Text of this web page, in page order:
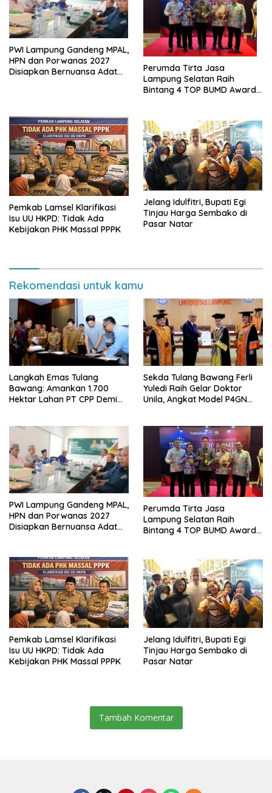
PWI Lampung Gandeng MPAL,
HPN dan Porwanas 2027
Disiapkan Bernuansa Adat
Perumda Tirta Jasa
Lampung Selatan Raih
Bintang 4 TOP BUMD Awards
Pemkab Lamsel Klarifikasi
Isu UU HKPD: Tidak Ada
Kebijakan PHK Massal PPPK
Jelang Idulfitri, Bupati Egi
Tinjau Harga Sembako di
Pasar Natar
Rekomendasi untuk kamu
Langkah Emas Tulang
Bawang: Amankan 1.700
Hektar Lahan PT CPP Demi
Sekda Tulang Bawang Ferli
Yuledi Raih Gelar Doktor
Unila, Angkat Model P4GN
PWI Lampung Gandeng MPAL,
HPN dan Porwanas 2027
Disiapkan Bernuansa Adat
Perumda Tirta Jasa
Lampung Selatan Raih
Bintang 4 TOP BUMD Awards
Pemkab Lamsel Klarifikasi
Isu UU HKPD: Tidak Ada
Kebijakan PHK Massal PPPK
Jelang Idulfitri, Bupati Egi
Tinjau Harga Sembako di
Pasar Natar
Tambah Komentar